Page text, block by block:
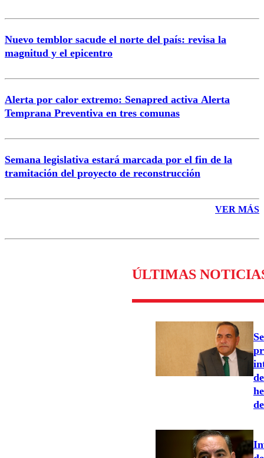
Nuevo temblor sacude el norte del país: revisa la
magnitud y el epicentro
Alerta por calor extremo: Senapred activa Alerta
Temprana Preventiva en tres comunas
Semana legislativa estará marcada por el fin de la
tramitación del proyecto de reconstrucción
VER MÁS
ÚLTIMAS